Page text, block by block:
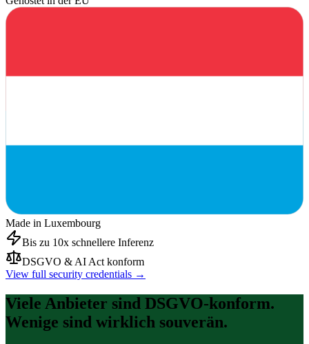
Made in Luxembourg
Bis zu 10x schnellere Inferenz
DSGVO & AI Act konform
View full security credentials →
Viele Anbieter sind DSGVO-konform.
Wenige sind wirklich souverän.